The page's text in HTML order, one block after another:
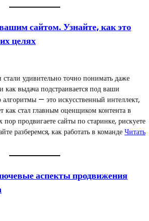
сайтом. Узнайте, как это
целях
удивительно точно понимать даже
выдача подстраивается под ваши
— это искусственный интеллект,
как стал главным оценщиком контента в
продвигаете сайты по старинке, рискуете
разберемся, как работать в команде Читать
аспекты продвижения